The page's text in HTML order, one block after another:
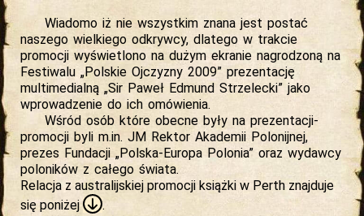
Wiadomo iż nie wszystkim znana jest postać
naszego wielkiego odkrywcy, dlatego w trakcie
promocji wyświetlono na dużym ekranie nagrodzoną na
Festiwalu „Polskie Ojczyzny 2009” prezentację
multimedialną „Sir Paweł Edmund Strzelecki” jako
wprowadzenie do ich omówienia.
Wśród osób które obecne były na prezentacji-
promocji byli m.in. JM Rektor Akademii Polonijnej,
prezes Fundacji „Polska-Europa Polonia” oraz wydawcy
poloników z całego świata.
Relacja z australijskiej promocji książki w Perth znajduje
sięponiżej
.